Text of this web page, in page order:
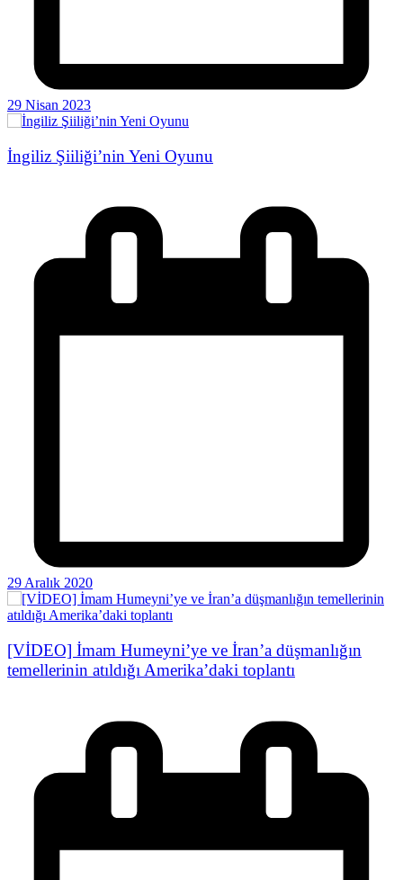
29 Nisan 2023
İngiliz Şiiliği’nin Yeni Oyunu
29 Aralık 2020
[VİDEO] İmam Humeyni’ye ve İran’a düşmanlığın
temellerinin atıldığı Amerika’daki toplantı